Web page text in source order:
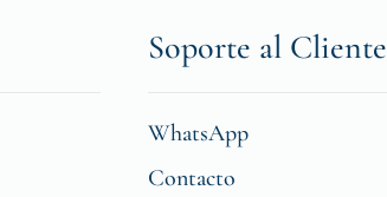
Soporte al Cliente
WhatsApp
Contacto